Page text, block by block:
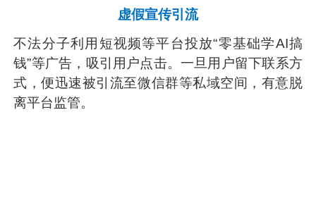
虚假宣传引流
不法分子利用短视频等平台投放“零基础学AI搞
钱”等广告，吸引用户点击。一旦用户留下联系方
式，便迅速被引流至微信群等私域空间，有意脱
离平台监管。